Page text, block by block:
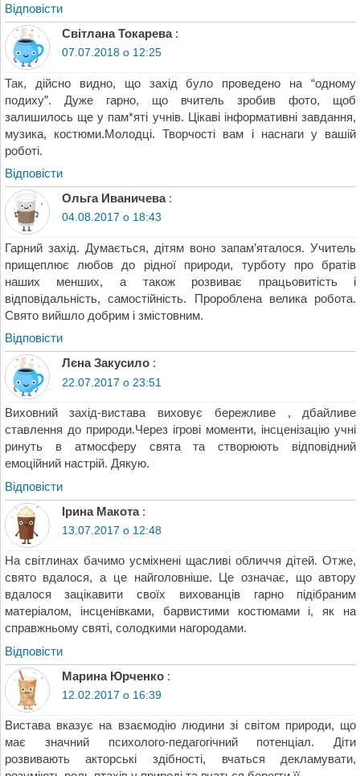
Відповіcти
Світлана Токарева :
07.07.2018 о 12:25
Так, дійсно видно, що захід було проведено на “одному
подиху”. Дуже гарно, що вчитель зробив фото, щоб
залишилось ще у пам*яті учнів. Цікаві інформативні завдання,
музика, костюми.Молодці. Творчості вам і наснаги у вашій
роботі.
Відповіcти
Ольга Иваничева :
04.08.2017 о 18:43
Гарний захід. Думається, дітям воно запам’яталося. Учитель
прищеплює любов до рідної природи, турботу про братів
наших менших, а також розвиває працьовитість і
відповідальність, самостійність. Пророблена велика робота.
Свято вийшло добрим і змістовним.
Відповіcти
Лєна Закусило :
22.07.2017 о 23:51
Виховний захід-вистава виховує бережливе , дбайливе
ставлення до природи.Через ігрові моменти, інсценізацію учні
ринуть в атмосферу свята та створюють відповідний
емоційний настрій. Дякую.
Відповіcти
Ірина Макота :
13.07.2017 о 12:48
На світлинах бачимо усміхнені щасливі обличчя дітей. Отже,
свято вдалося, а це найголовніше. Це означає, що автору
вдалося зацікавити своїх вихованців гарно підібраним
матеріалом, інсценівками, барвистими костюмами і, як на
справжньому святі, солодкими нагородами.
Відповіcти
Марина Юрченко :
12.02.2017 о 16:39
Вистава вказує на взаємодію людини зі світом природи, що
має значний психолого-педагогічний потенціал. Діти
розвивають акторські здібності, вчаться декламувати,